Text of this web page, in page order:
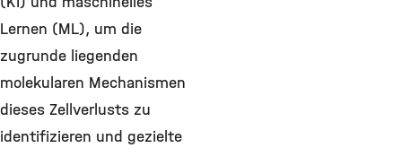
Lernen (ML), um die
zugrunde liegenden
molekularen Mechanismen
dieses Zellverlusts zu
identifizieren und gezielte